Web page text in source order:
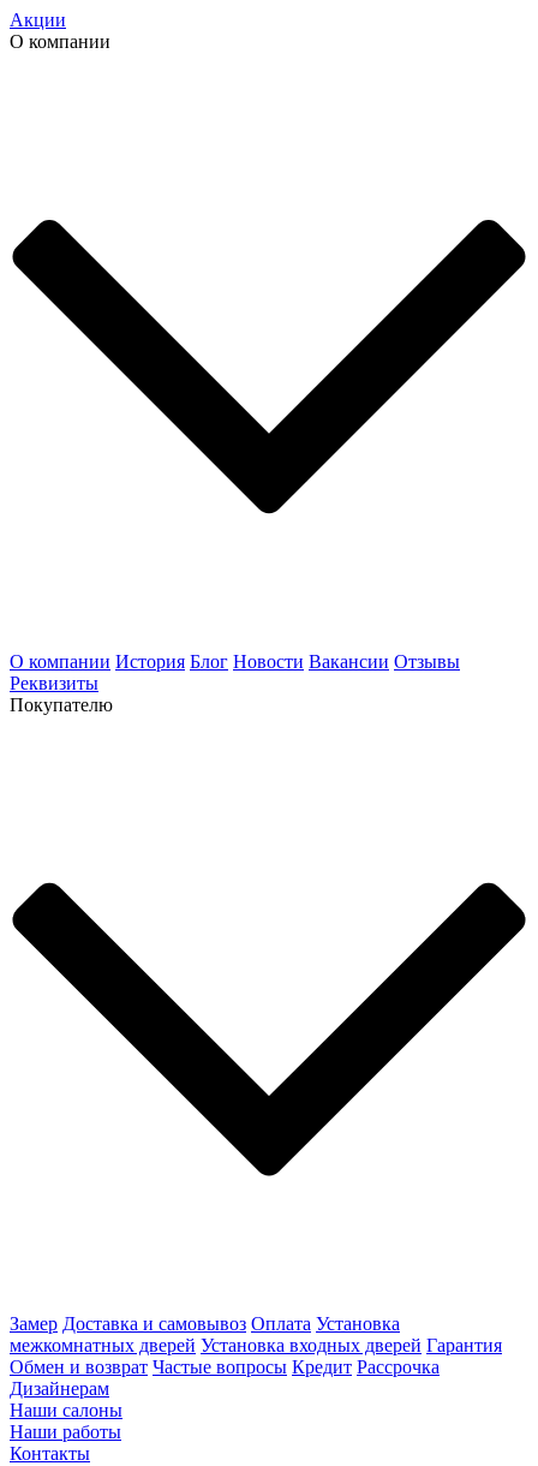
Акции
О компании
О компании История Блог Новости Вакансии Отзывы
Реквизиты
Покупателю
Замер Доставка и самовывоз Оплата Установка
межкомнатных дверей Установка входных дверей Гарантия
Обмен и возврат Частые вопросы Кредит Рассрочка
Дизайнерам
Наши салоны
Наши работы
Контакты